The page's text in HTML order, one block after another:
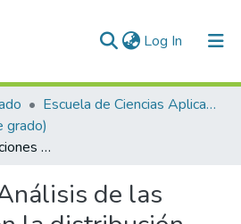
Log In (current)
Escuela de Ciencias Aplicadas e Ingeniería
grado)
Análisis de las variaciones en la distribución, profundidad y fuente de las rocas plutónicas jurásicas de la Cordillera Central de Colombia y sus implicaciones en la evolución del Norte de los Andes
de las